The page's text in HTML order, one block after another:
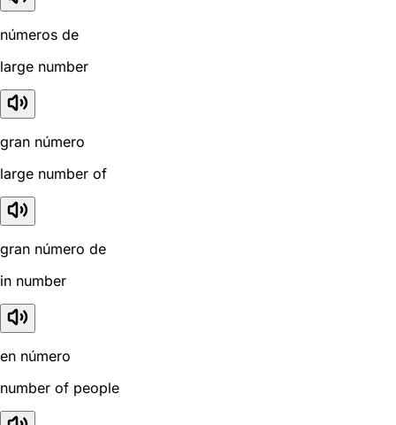
números de
large number
gran número
large number of
gran número de
in number
en número
number of people